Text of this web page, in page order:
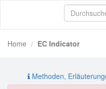
Home EC Indicator
Methoden,